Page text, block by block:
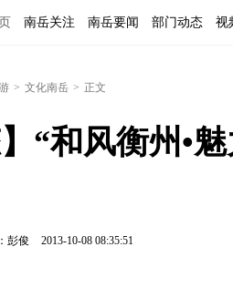
南岳关注 南岳要闻 部门动态 视
> 文化南岳 > 正文
】“和风衡州•
彭俊 2013-10-08 08:35:51